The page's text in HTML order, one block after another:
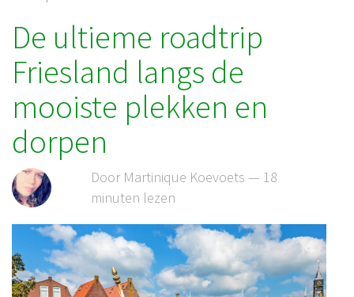
De ultieme roadtrip
Friesland langs de
mooiste plekken en
dorpen
Door Martinique Koevoets — 18
minuten lezen